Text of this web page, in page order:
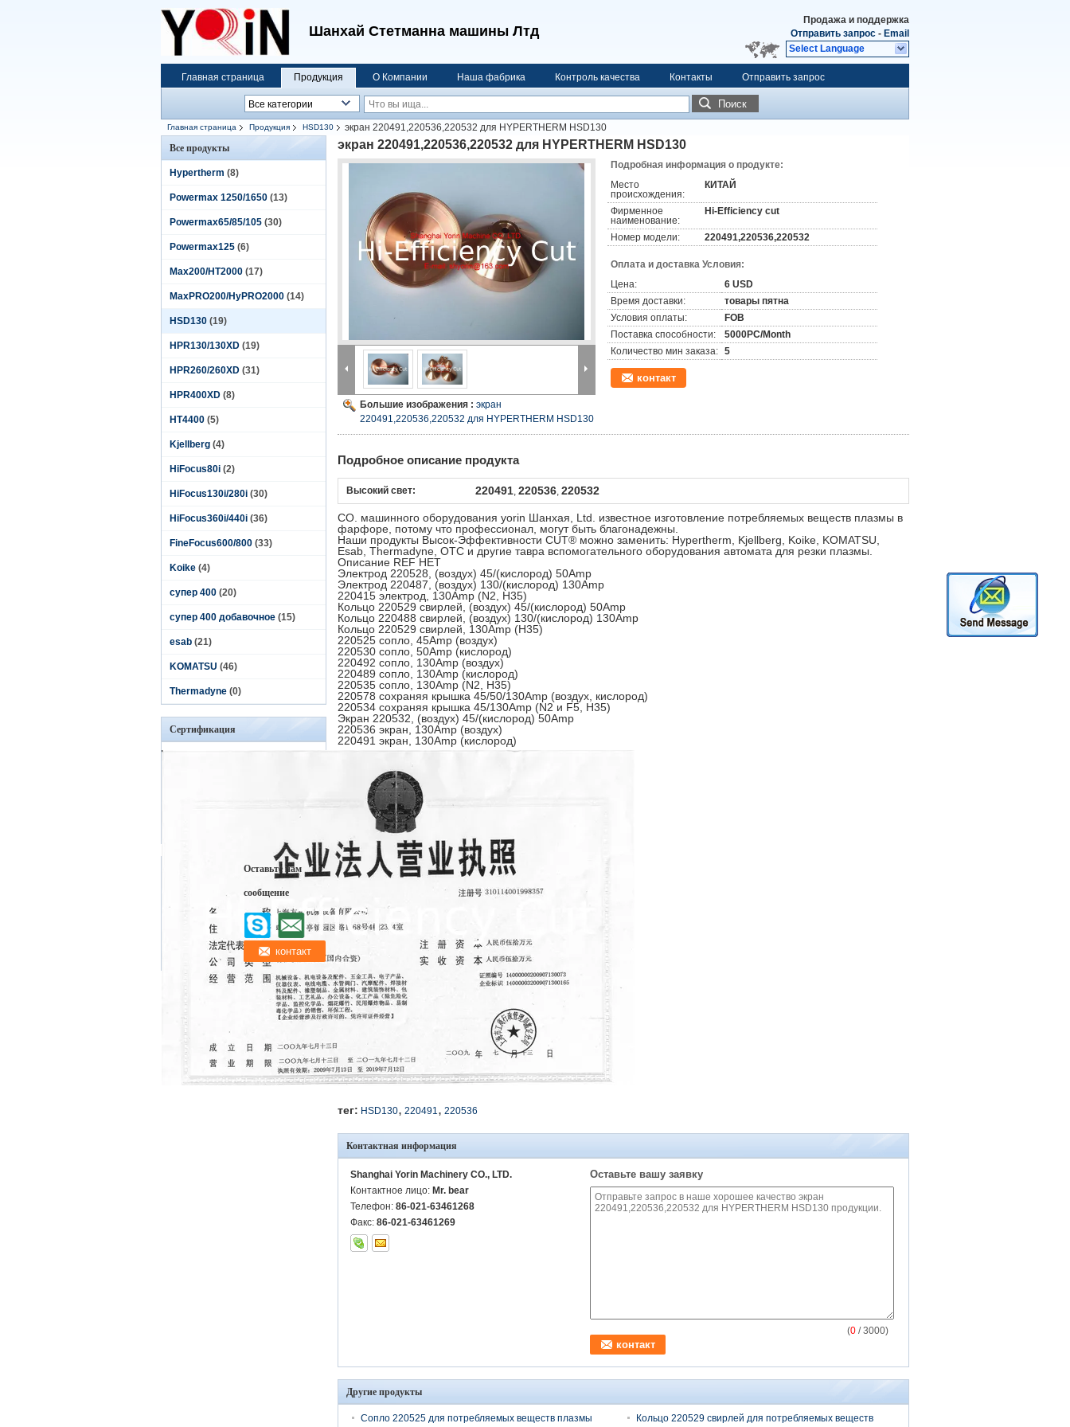
Шанхай Стетманна машины Лтд
Продажа и поддержка
Отправить запрос - Email
Select Language
Главная страница Продукция О Компании Наша фабрика Контроль качества Контакты Отправить запрос
Поиск
Главная страница Продукция HSD130
экран 220491,220536,220532 для HYPERTHERM HSD130
Все продукты
Hypertherm (8)
Powermax 1250/1650 (13)
Powermax65/85/105 (30)
Powermax125 (6)
Max200/HT2000 (17)
MaxPRO200/HyPRO2000 (14)
HSD130 (19)
HPR130/130XD (19)
HPR260/260XD (31)
HPR400XD (8)
HT4400 (5)
Kjellberg (4)
HiFocus80i (2)
HiFocus130i/280i (30)
HiFocus360i/440i (36)
FineFocus600/800 (33)
Koike (4)
супер 400 (20)
супер 400 добавочное (15)
esab (21)
KOMATSU (46)
Thermadyne (0)
Сертификация
Оставьте нам
сообщение
экран 220491,220536,220532 для HYPERTHERM HSD130
Большие изображения : экран
220491,220536,220532 для HYPERTHERM HSD130
Подробная информация о продукте:
Место
происхождения:
КИТАЙ
Фирменное
наименование:
Hi-Efficiency cut
Номер модели: 220491,220536,220532
Оплата и доставка Условия:
Цена:
6 USD
Время доставки:
товары пятна
Условия оплаты:
FOB
Поставка способности:
5000PC/Month
Количество мин заказа: 5
контакт
Подробное описание продукта
Высокий свет: 220491, 220536, 220532
CO. машинного оборудования yorin Шанхая, Ltd. известное изготовление потребляемых веществ плазмы в
фарфоре, потому что профессионал, могут быть благонадежны.
Наши продукты Высок-Эффективности CUT® можно заменить: Hypertherm, Kjellberg, Koike, KOMATSU,
Esab, Thermadyne, OTC и другие тавра вспомогательного оборудования автомата для резки плазмы.
Описание REF НЕТ
Электрод 220528, (воздух) 45/(кислород) 50Amp
Электрод 220487, (воздух) 130/(кислород) 130Amp
220415 электрод, 130Amp (N2, H35)
Кольцо 220529 свирлей, (воздух) 45/(кислород) 50Amp
Кольцо 220488 свирлей, (воздух) 130/(кислород) 130Amp
Кольцо 220529 свирлей, 130Amp (H35)
220525 сопло, 45Amp (воздух)
220530 сопло, 50Amp (кислород)
220492 сопло, 130Amp (воздух)
220489 сопло, 130Amp (кислород)
220535 сопло, 130Amp (N2, H35)
220578 сохраняя крышка 45/50/130Amp (воздух, кислород)
220534 сохраняя крышка 45/130Amp (N2 и F5, H35)
Экран 220532, (воздух) 45/(кислород) 50Amp
220536 экран, 130Amp (воздух)
220491 экран, 130Amp (кислород)
тег: HSD130, 220491, 220536
Контактная информация
Shanghai Yorin Machinery CO., LTD.
Контактное лицо: Mr. bear
Телефон: 86-021-63461268
Факс: 86-021-63461269
Оставьте вашу заявку
(0 / 3000)
Другие продукты
Сопло 220525 для потребляемых веществ плазмы Кольцо 220529 свирлей для потребляемых веществ